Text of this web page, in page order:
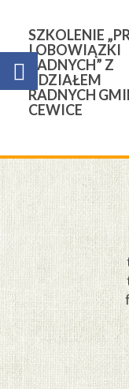
SZKOLENIE
I OBOWIĄZKI
RADNYCH” Z
UDZIAŁEM
RADNYCH
CEWICE